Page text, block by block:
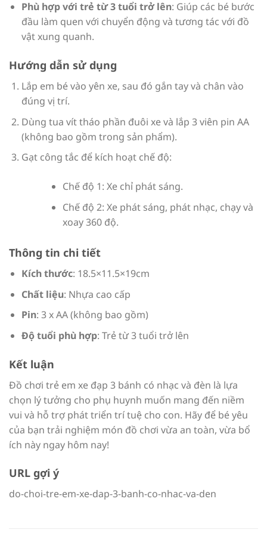
Phù hợp với trẻ từ 3 tuổi trở lên: Giúp các bé bước
đầu làm quen với chuyển động và tương tác với đồ
vật xung quanh.
Hướng dẫn sử dụng
Lắp em bé vào yên xe, sau đó gắn tay và chân vào
đúng vị trí.
Dùng tua vít tháo phần đuôi xe và lắp 3 viên pin AA
(không bao gồm trong sản phẩm).
Gạt công tắc để kích hoạt chế độ:
Chế độ 1: Xe chỉ phát sáng.
Chế độ 2: Xe phát sáng, phát nhạc, chạy và
xoay 360 độ.
Thông tin chi tiết
Kích thước: 18.5×11.5×19cm
Chất liệu: Nhựa cao cấp
Pin: 3 x AA (không bao gồm)
Độ tuổi phù hợp: Trẻ từ 3 tuổi trở lên
Kết luận
Đồ chơi trẻ em xe đạp 3 bánh có nhạc và đèn là lựa
chọn lý tưởng cho phụ huynh muốn mang đến niềm
vui và hỗ trợ phát triển trí tuệ cho con. Hãy để bé yêu
của bạn trải nghiệm món đồ chơi vừa an toàn, vừa bổ
ích này ngay hôm nay!
URL gợi ý
do-choi-tre-em-xe-dap-3-banh-co-nhac-va-den